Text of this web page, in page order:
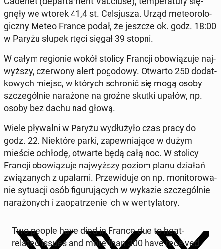
gnę­ły we wtorek 41,4 st. Cel­sju­sza. Urząd me­te­oro­lo­
gicz­ny Meteo France podał, że jeszcze ok. godz. 18:00
w Paryżu słupek rtęci sięgał 39 stopni.
W całym re­gio­nie wokół stolicy Francji obo­wią­zu­je naj­
wyż­szy, czer­wo­ny alert po­go­do­wy. Otwarto 250 do­dat­
ko­wych miejsc, w których schro­nić się mogą osoby
szcze­gól­nie na­ra­żo­ne na groźne skutki upałów, np.
osoby bez dachu nad głową.
Wiele pły­wal­ni w Paryżu wy­dłu­ży­ło czas pracy do
godz. 22. Nie­któ­re parki, za­pew­nia­ją­ce w dużym
mieście ochłodę, otwarte będą całą noc. W stolicy
Francji obo­wią­zu­je naj­wyż­szy poziom planu działań
zwią­za­nych z upałami. Prze­wi­du­je on np. mo­ni­to­ro­wa­
nie sy­tu­acji osób fi­gu­ru­ją­cych w wykazie szcze­gól­nie
na­ra­żo­nych i za­opa­trze­nie ich w wen­ty­la­to­ry.
Two people have died in France due to heat-
related issues and more than 300 have re­ce­ived